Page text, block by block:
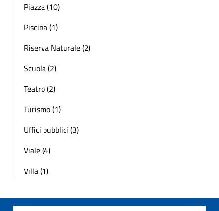
Piazza (10)
Piscina (1)
Riserva Naturale (2)
Scuola (2)
Teatro (2)
Turismo (1)
Uffici pubblici (3)
Viale (4)
Villa (1)